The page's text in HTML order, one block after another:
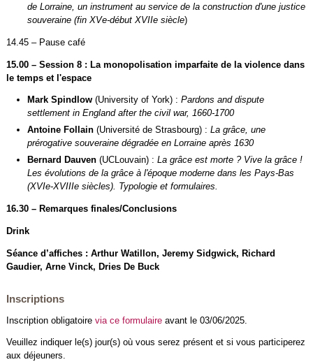
de Lorraine, un instrument au service de la construction d'une justice
souveraine (fin XVe-début XVIIe siècle)
14.45 – Pause café
15.00 – Session 8 : La monopolisation imparfaite de la violence dans
le temps et l'espace
Mark Spindlow (University of York) : Pardons and dispute
settlement in England after the civil war, 1660-1700
Antoine Follain (Université de Strasbourg) : La grâce, une
prérogative souveraine dégradée en Lorraine après 1630
Bernard Dauven (UCLouvain) : La grâce est morte ? Vive la grâce !
Les évolutions de la grâce à l'époque moderne dans les Pays-Bas
(XVIe-XVIIIe siècles). Typologie et formulaires.
16.30 – Remarques finales/Conclusions
Drink
Séance d’affiches : Arthur Watillon, Jeremy Sidgwick, Richard
Gaudier, Arne Vinck, Dries De Buck
Inscriptions
Inscription obligatoire via ce formulaireavant le 03/06/2025.
Veuillez indiquer le(s) jour(s) où vous serez présent et si vous participerez
aux déjeuners.